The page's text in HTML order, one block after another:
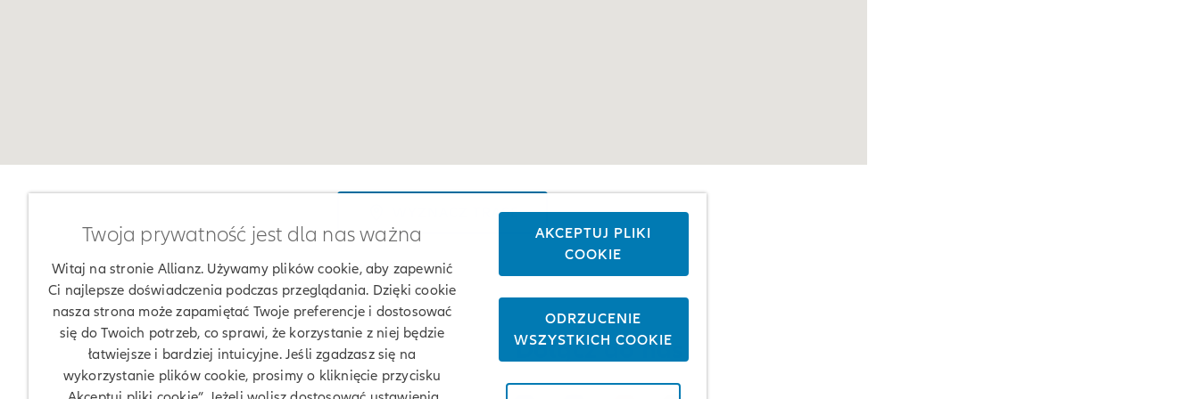
WYZNACZ TRASĘ
Dołącz do nas
Twoja prywatność jest dla nas ważna
Witaj na stronie Allianz. Używamy plików cookie, aby zapewnić
Ci najlepsze doświadczenia podczas przeglądania. Dzięki cookie
nasza strona może zapamiętać Twoje preferencje i dostosować
się do Twoich potrzeb, co sprawi, że korzystanie z niej będzie
łatwiejsze i bardziej intuicyjne. Jeśli zgadzasz się na
wykorzystanie plików cookie, prosimy o kliknięcie przycisku
AKCEPTUJ PLIKI
COOKIE
ODRZUCENIE
WSZYSTKICH COOKIE